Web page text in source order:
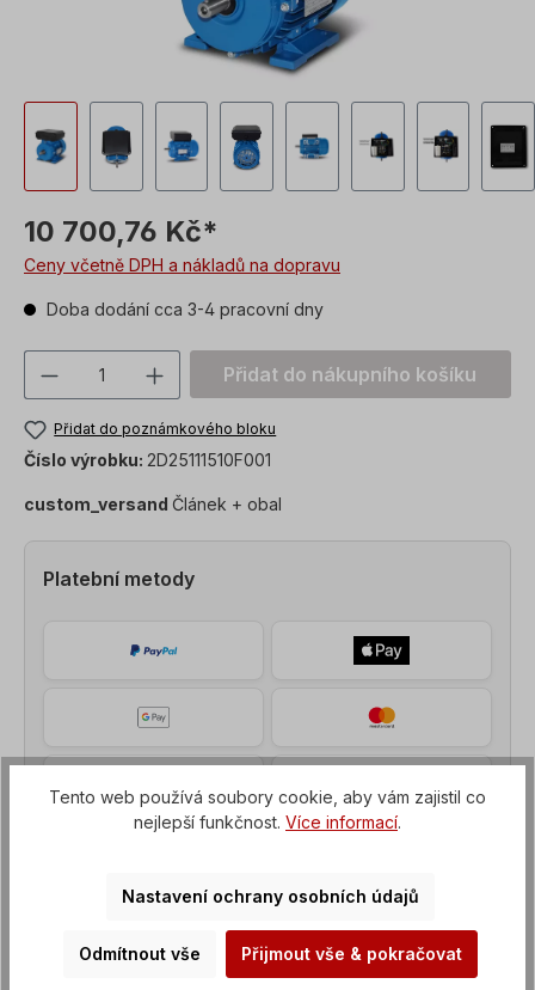
10 700,76 Kč*
Ceny včetně DPH a nákladů na dopravu
Doba dodání cca 3-4 pracovní dny
Množství produktu: Zadejte
Přidat do nákupního košíku
Přidat do poznámkového bloku
Číslo výrobku: 2D25111510F001
custom_versand Článek + obal
Platební metody
Tento web používá soubory cookie, aby vám zajistil co
nejlepší funkčnost. Více informací.
Nastavení ochrany osobních údajů
Odmítnout vše Přijmout vše & pokračovat